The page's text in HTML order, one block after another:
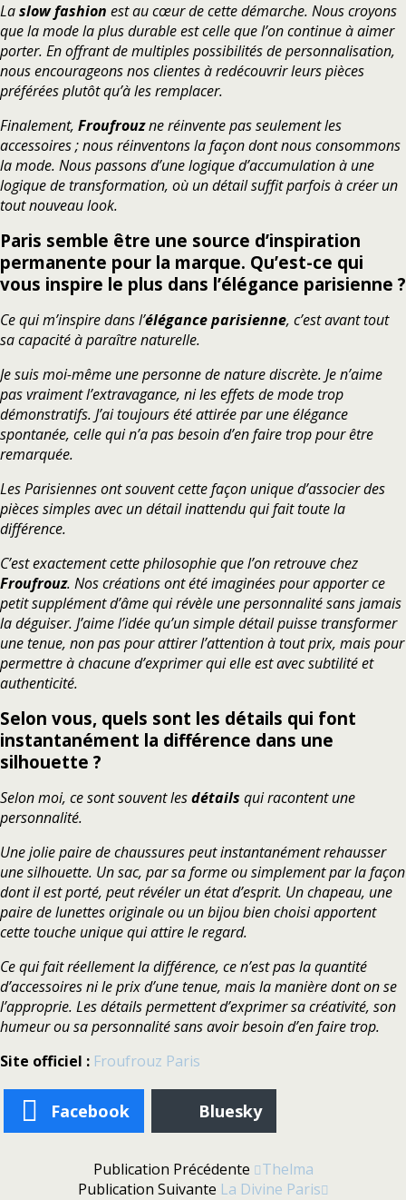
Laslow fashion est au cœur de cette démarche. Nous croyons
que la mode la plus durable est celle que l’on continue à aimer
porter. En offrant de multiples possibilités de personnalisation,
nous encourageons nos clientes à redécouvrir leurs pièces
préférées plutôt qu’à les remplacer.
Finalement, Froufrouzne réinvente pas seulement les
accessoires ; nous réinventons la façon dont nous consommons
la mode. Nous passons d’une logique d’accumulation à une
logique de transformation, où un détail suffit parfois à créer un
tout nouveau look.
Paris semble être une source d’inspiration
permanente pour la marque. Qu’est-ce qui
vous inspire le plus dans l’élégance parisienne ?
Ce qui m’inspire dans l’élégance parisienne, c’est avant tout
sa capacité à paraître naturelle.
Je suis moi-même une personne de nature discrète. Je n’aime
pas vraiment l’extravagance, ni les effets de mode trop
démonstratifs. J’ai toujours été attirée par une élégance
spontanée, celle qui n’a pas besoin d’en faire trop pour être
remarquée.
Les Parisiennes ont souvent cette façon unique d’associer des
pièces simples avec un détail inattendu qui fait toute la
différence.
C’est exactement cette philosophie que l’on retrouve chez
Froufrouz. Nos créations ont été imaginées pour apporter ce
petit supplément d’âme qui révèle une personnalité sans jamais
la déguiser. J’aime l’idée qu’un simple détail puisse transformer
une tenue, non pas pour attirer l’attention à tout prix, mais pour
permettre à chacune d’exprimer qui elle est avec subtilité et
authenticité.
Selon vous, quels sont les détails qui font
instantanément la différence dans une
silhouette ?
Selon moi, ce sont souvent lesdétails qui racontent une
personnalité.
Une jolie paire de chaussures peut instantanément rehausser
une silhouette. Un sac, par sa forme ou simplement par la façon
dont il est porté, peut révéler un état d’esprit. Un chapeau, une
paire de lunettes originale ou un bijou bien choisi apportent
cette touche unique qui attire le regard.
Ce qui fait réellement la différence, ce n’est pas la quantité
d’accessoires ni le prix d’une tenue, mais la manière dont on se
l’approprie. Les détails permettent d’exprimer sa créativité, son
humeur ou sa personnalité sans avoir besoin d’en faire trop.
Site officiel : Froufrouz Paris
Facebook Bluesky
Publication Précédente
Thelma
Publication Suivante La Divine Paris